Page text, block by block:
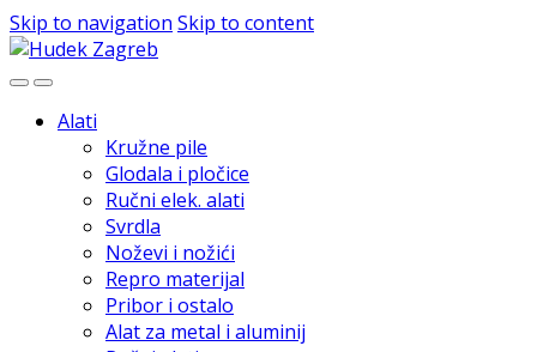
Skip to navigation Skip to content
Alati
Kružne pile
Glodala i pločice
Ručni elek. alati
Svrdla
Noževi i nožići
Repro materijal
Pribor i ostalo
Alat za metal i aluminij